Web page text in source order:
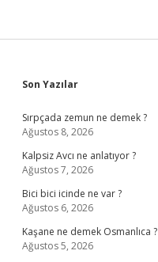
Sidebar
Son Yazılar
Sırpçada zemun ne demek ?
Ağustos 8, 2026
Kalpsiz Avcı ne anlatıyor ?
Ağustos 7, 2026
Bici bici icinde ne var ?
Ağustos 6, 2026
Kaşane ne demek Osmanlıca ?
Ağustos 5, 2026